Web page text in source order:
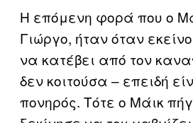
Η επόμενη φορά που ο
Γιώργο, ήταν όταν
να κατέβει από τον
δεν κοιτούσα – επειδή
πονηρός. Τότε ο Μάικ